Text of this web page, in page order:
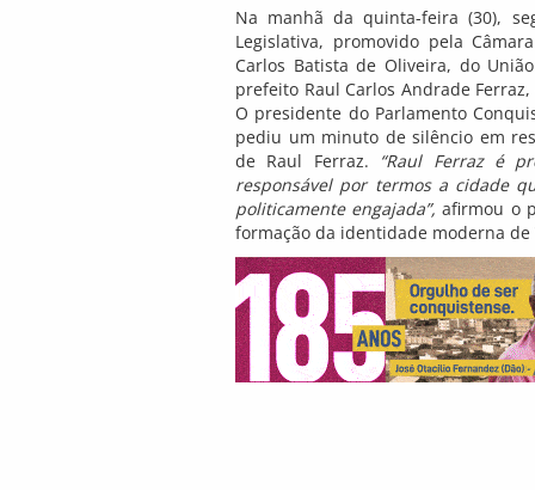
Na manhã da quinta-feira (30),
Legislativa, promovido pela
Carlos Batista de Oliveira, do
prefeito Raul Carlos Andrade
O presidente do Parlamento
pediu um minuto de silêncio em
de Raul Ferraz. “Raul Ferraz é
responsável por termos a cidade
politicamente engajada”, afirmou o
formação da identidade moderna de